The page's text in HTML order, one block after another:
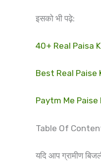
इसको भी पढ़े:
40+ Real Paisa
Best Real Paise
Paytm Me Paise
Table Of
यदि आप ग्रामीण